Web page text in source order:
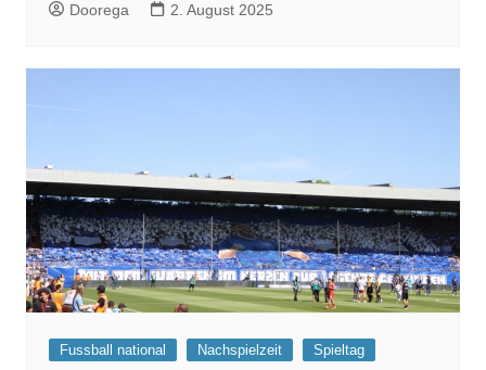
Doorega 2. August 2025
Fussball national Nachspielzeit Spieltag